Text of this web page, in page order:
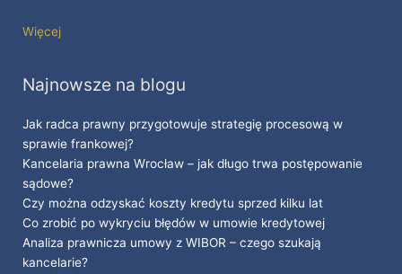
Więcej
Najnowsze na blogu
Jak radca prawny przygotowuje strategię procesową w
sprawie frankowej?
Kancelaria prawna Wrocław – jak długo trwa postępowanie
sądowe?
Czy można odzyskać koszty kredytu sprzed kilku lat
Co zrobić po wykryciu błędów w umowie kredytowej
Analiza prawnicza umowy z WIBOR – czego szukają
kancelarie?